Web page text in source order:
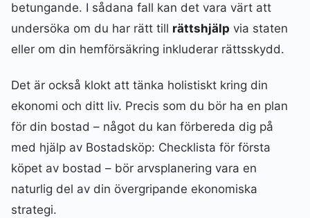
betungande. I sådana fall kan det vara värt att
undersöka om du har rätt till rättshjälp via staten
eller om din hemförsäkring inkluderar rättsskydd.
Det är också klokt att tänka holistiskt kring din
ekonomi och ditt liv. Precis som du bör ha en plan
för din bostad – något du kan förbereda dig på
med hjälp av Bostadsköp: Checklista för första
köpet av bostad – bör arvsplanering vara en
naturlig del av din övergripande ekonomiska
strategi.